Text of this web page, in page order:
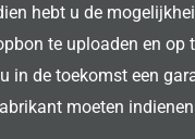
hebt u de
te uploaden en op
in de toekomst een
moeten